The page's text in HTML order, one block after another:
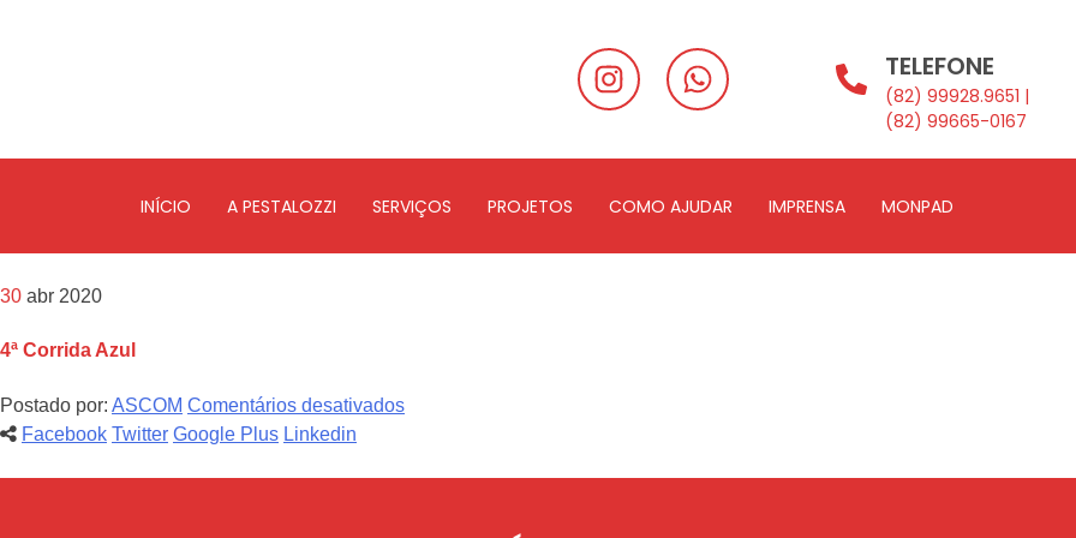
TELEFONE
(82) 99928.9651 |
(82) 99665-0167
INÍCIO A PESTALOZZI SERVIÇOS PROJETOS COMO AJUDAR IMPRENSA MONPAD
30 abr 2020
4ª Corrida Azul
Postado por: ASCOM Comentários desativados
Facebook Twitter Google Plus Linkedin